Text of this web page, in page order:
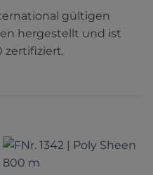
gültigen
hergestellt und ist
zertifiziert.